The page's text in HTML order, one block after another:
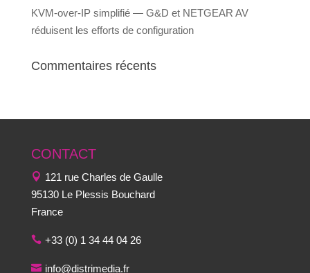
KVM-over-IP simplifié — G&D et NETGEAR AV
réduisent les efforts de configuration
Commentaires récents
CONTACT
121 rue Charles de Gaulle
95130 Le Plessis Bouchard
France
+33 (0) 1 34 44 04 26
info@distrimedia.fr